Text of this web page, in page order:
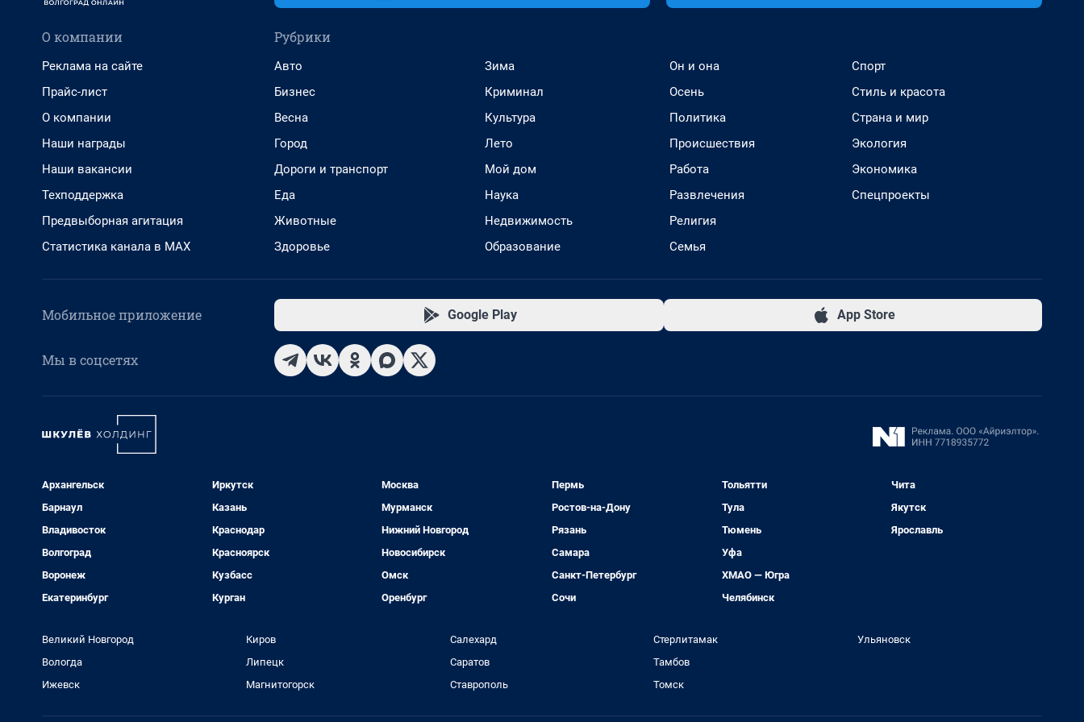
О компании
Реклама на сайте
Прайс-лист
О компании
Наши награды
Наши вакансии
Техподдержка
Предвыборная агитация
Статистика канала в MAX
Рубрики
Авто
Бизнес
Весна
Город
Дороги и транспорт
Еда
Животные
Здоровье
Зима
Криминал
Культура
Лето
Мой дом
Наука
Недвижимость
Образование
Он и она
Осень
Политика
Происшествия
Работа
Развлечения
Религия
Семья
Спорт
Стиль и красота
Страна и мир
Экология
Экономика
Спецпроекты
Мобильное приложение Google Play App Store
Мы в соцсетях
Архангельск
Барнаул
Владивосток
Волгоград
Воронеж
Екатеринбург
Иркутск
Казань
Краснодар
Красноярск
Кузбасс
Курган
Москва
Мурманск
Нижний Новгород
Новосибирск
Омск
Оренбург
Пермь
Ростов-на-Дону
Рязань
Самара
Санкт-Петербург
Сочи
Тольятти
Тула
Тюмень
Уфа
ХМАО — Югра
Челябинск
Чита
Якутск
Ярославль
Великий Новгород
Вологда
Ижевск
Киров
Липецк
Магнитогорск
Салехард
Саратов
Ставрополь
Стерлитамак
Тамбов
Томск
Ульяновск